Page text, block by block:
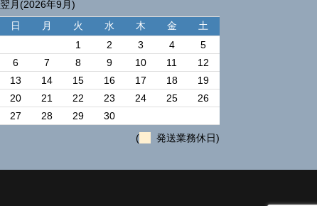
翌月(2026年9月)
日
月 火 水 木 金
土
1
2 3 4
5
6
7 8 9 10 11
12
13
14 15 16 17 18
19
20
21 22 23 24 25
26
27
28 29
30
(
発送業務休日)